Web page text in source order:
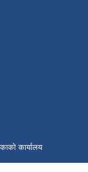
कार्यालय